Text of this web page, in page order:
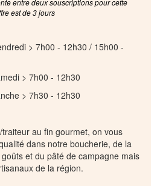
entre deux souscriptions pour cette
est de 3 jours
> 7h00 - 12h30 / 15h00 -
- 12h30
- 12h30
au fin gourmet, on vous
dans notre boucherie, de la
et du pâté de campagne mais
de la région.